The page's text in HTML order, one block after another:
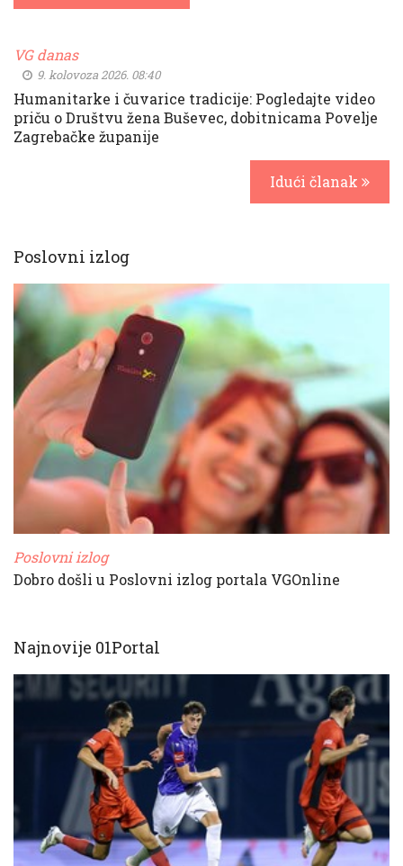
VG danas
9. kolovoza 2026. 08:40
Humanitarke i čuvarice tradicije: Pogledajte video
priču o Društvu žena Buševec, dobitnicama Povelje
Zagrebačke županije
Idući članak
Poslovni izlog
Poslovni izlog
Dobro došli u Poslovni izlog portala VGOnline
Najnovije 01Portal